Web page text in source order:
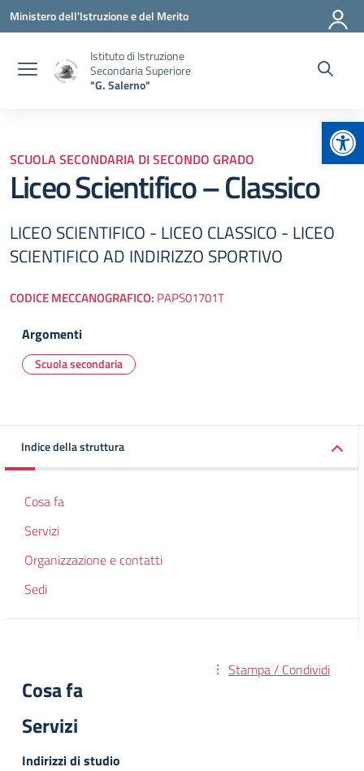
Vai ai contenuti
Vai al menu di navigazione
Vai al footer
Ministero dell'Istruzione e del Merito
Istituto di Istruzione
Secondaria Superiore
"G. Salerno"
SCUOLA SECONDARIA DI SECONDO GRADO
Liceo Scientifico – Classico
LICEO SCIENTIFICO - LICEO CLASSICO - LICEO
SCIENTIFICO AD INDIRIZZO SPORTIVO
CODICE MECCANOGRAFICO: PAPS01701T
Argomenti
Scuola secondaria
Indice della struttura
Cosa fa
Servizi
Organizzazione e contatti
Sedi
Stampa / Condividi
Cosa fa
Servizi
Indirizzi di studio